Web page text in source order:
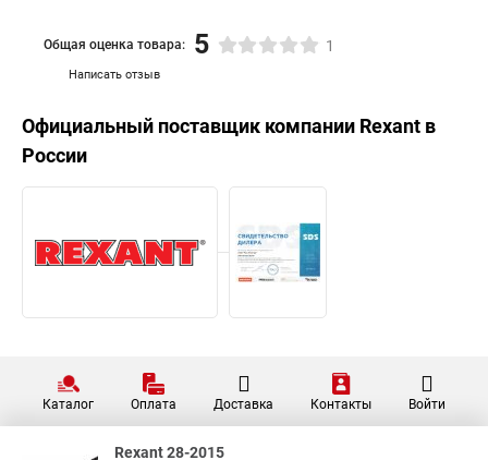
Написать отзыв
Общая оценка товара: 5 1
Официальный поставщик компании Rexant в
России
Каталог Оплата Доставка Контакты Войти
Rexant 28-2015